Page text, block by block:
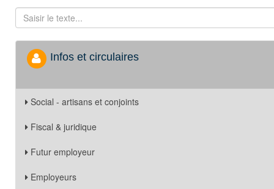
Infos et circulaires
Social - artisans et conjoints
Fiscal & juridique
Futur employeur
Employeurs